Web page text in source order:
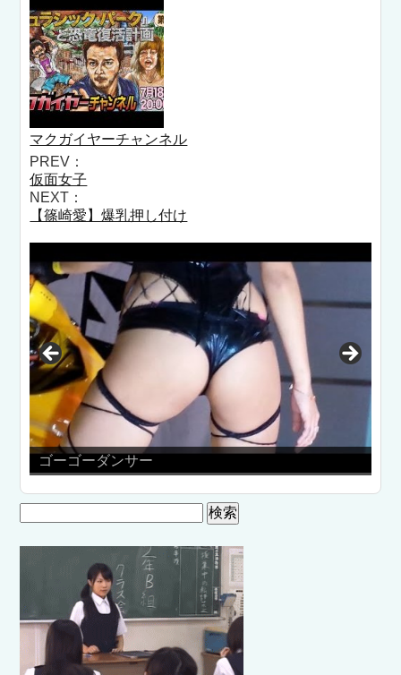
マクガイヤーチャンネル
PREV：
仮面女子
NEXT：
【篠崎愛】爆乳押し付け
南アフリカで、信じられないほど肌